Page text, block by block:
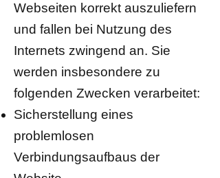
Webseiten korrekt auszuliefern
und fallen bei Nutzung des
Internets zwingend an. Sie
werden insbesondere zu
folgenden Zwecken verarbeitet:
Sicherstellung eines
problemlosen
Verbindungsaufbaus der